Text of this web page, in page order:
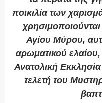
ποικιλία των
Αγίου Μύρου,
αρωματικού
Ανατολική Εκκλησία
τελετή του